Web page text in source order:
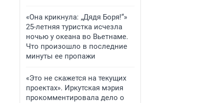
«Она крикнула: „Дядя Боря!“»
25-летняя туристка исчезла
ночью у океана во Вьетнаме.
Что произошло в последние
минуты ее пропажи
«Это не скажется на текущих
проектах». Иркутская мэрия
прокомментировала дело о